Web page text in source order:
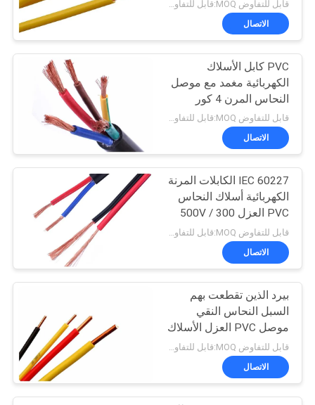
المعمل
ضبط
الجودة
اتصل
بنا
أخبار
BLOG
طلب
اقتباس
NEWS
الاتصال
PVC كابل الأسلاك
الكهربائية مغمد مع موصل
النحاس المرن 4 كور
الكابلات المرنة
قابل للتفاوض MOQ:قابل للتفاوض
الاتصال
IEC 60227 الكابلات المرنة
الكهربائية أسلاك النحاس
PVC العزل 300 / 500V
قابل للتفاوض MOQ:قابل للتفاوض
الاتصال
بيرد الذين تقطعت بهم
السبل النحاس النقي
موصل PVC العزل الأسلاك
الكهربائية كابل 0.25-1000
sqmm
الاتصال